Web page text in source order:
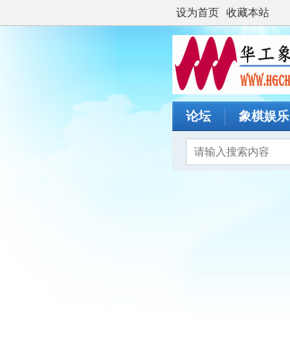
设为首页 收藏本站
论坛 象棋娱乐